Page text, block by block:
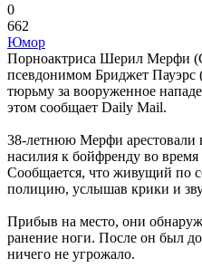
0
662
Юмор
Порноактриса Шерил Мерфи
псевдонимом Бриджет Пауэрс
тюрьму за вооруженное
этом сообщает Daily Mail.
38-летнюю Мерфи арестовали
насилия к бойфренду во
Сообщается, что живущий по
полицию, услышав крики и
Прибыв на место, они
ранение ноги. После он был
ничего не угрожало.